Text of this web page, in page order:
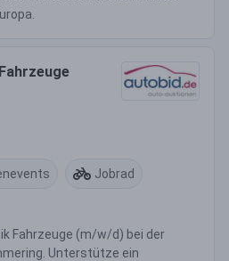
Jobrad
Fahrzeuge (m/w/d) bei der
Unterstütze ein